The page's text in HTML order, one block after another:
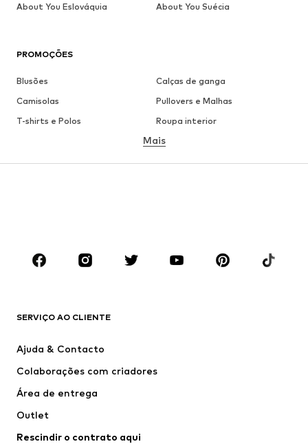
PROMOÇÕES
Blusões
Calças de ganga
Camisolas
Pullovers e Malhas
T-shirts e Polos
Roupa interior
Camisas
ROUPA
Casacos
Fatos e Blazers
Roupa de banho
Ocasiões
Upcycling
Mais
SERVIÇO AO CLIENTE
Ajuda & Contacto
Colaborações com criadores
Área de entrega
Outlet
Rescindir o contrato aqui
About You Eslováquia
About You Suécia